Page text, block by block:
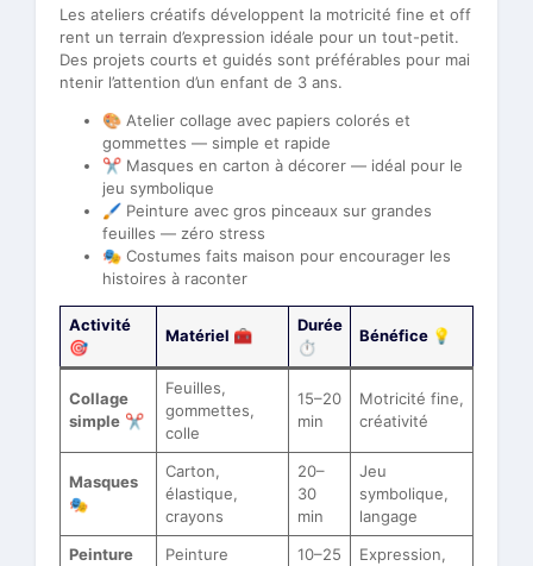
Les ateliers créatifs développent la motricité fine et off
rent un terrain d’expression idéale pour un tout-petit.
Des projets courts et guidés sont préférables pour mai
ntenir l’attention d’un enfant de 3 ans.
🎨 Atelier collage avec papiers colorés et
gommettes — simple et rapide
✂️ Masques en carton à décorer — idéal pour le
jeu symbolique
🖌️ Peinture avec gros pinceaux sur grandes
feuilles — zéro stress
🎭 Costumes faits maison pour encourager les
histoires à raconter
Activité
🎯
Matériel 🧰
Durée
⏱️
Bénéfice 💡
Collage
simple✂️
Feuilles,
gommettes,
colle
15–20
min
Motricité fine,
créativité
Masques
🎭
Carton,
élastique,
crayons
20–
30
min
Jeu
symbolique,
langage
Peinture
Peinture
10–25
Expression,